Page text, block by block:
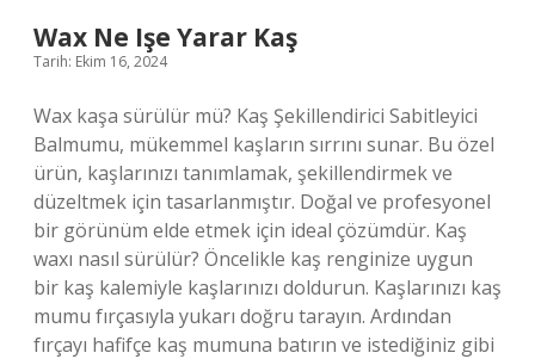
Wax Ne Işe Yarar Kaş
Tarih: Ekim 16, 2024
Wax kaşa sürülür mü? Kaş Şekillendirici Sabitleyici
Balmumu, mükemmel kaşların sırrını sunar. Bu özel
ürün, kaşlarınızı tanımlamak, şekillendirmek ve
düzeltmek için tasarlanmıştır. Doğal ve profesyonel
bir görünüm elde etmek için ideal çözümdür. Kaş
waxı nasıl sürülür? Öncelikle kaş renginize uygun
bir kaş kalemiyle kaşlarınızı doldurun. Kaşlarınızı kaş
mumu fırçasıyla yukarı doğru tarayın. Ardından
fırçayı hafifçe kaş mumuna batırın ve istediğiniz gibi